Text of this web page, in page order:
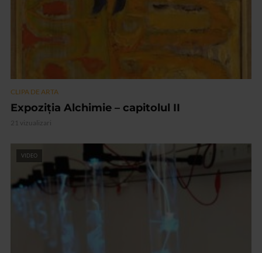
CLIPA DE ARTA
Expoziția Alchimie – capitolul II
21 vizualizari
VIDEO